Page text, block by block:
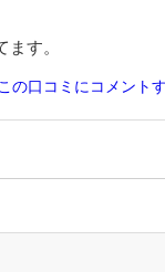
す。
の口コミにコメント